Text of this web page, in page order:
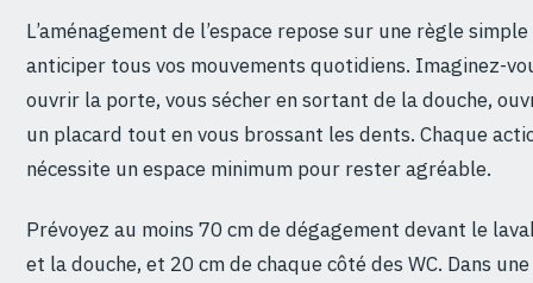
L’aménagement de l’espace repose sur une règle simple
anticiper tous vos mouvements quotidiens. Imaginez-
ouvrir la porte, vous sécher en sortant de la douche,
un placard tout en vous brossant les dents. Chaque
nécessite un espace minimum pour rester agréable.
Prévoyez au moins 70 cm de dégagement devant le
et la douche, et 20 cm de chaque côté des WC. Dans une